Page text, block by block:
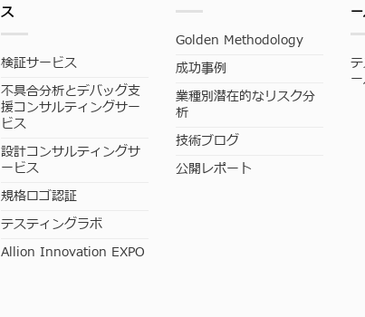
ス
検証サービス
不具合分析とデバッグ支
援コンサルティングサー
ビス
設計コンサルティングサ
ービス
規格ロゴ認証
テスティングラボ
Allion Innovation EXPO
Golden Methodology
成功事例
業種別潜在的なリスク分
析
技術ブログ
公開レポート